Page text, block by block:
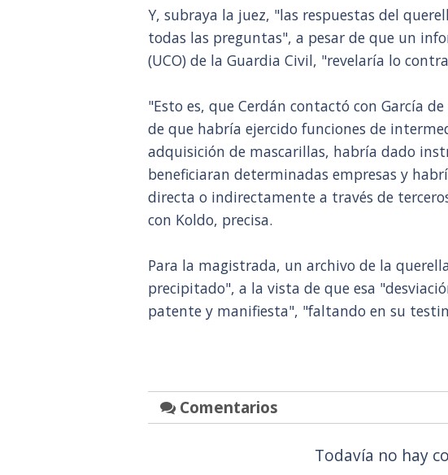
Y, subraya la juez, "las respuestas del
todas las preguntas", a pesar de que un
(UCO) de la Guardia Civil, "revelaría lo
"Esto es, que Cerdán contactó con García
de que habría ejercido funciones de
adquisición de mascarillas, habría dado
beneficiaran determinadas empresas y
directa o indirectamente a través de
con Koldo, precisa.
Para la magistrada, un archivo de la
precipitado", a la vista de que esa
patente y manifiesta", "faltando en su
Comentarios
Todavía no hay